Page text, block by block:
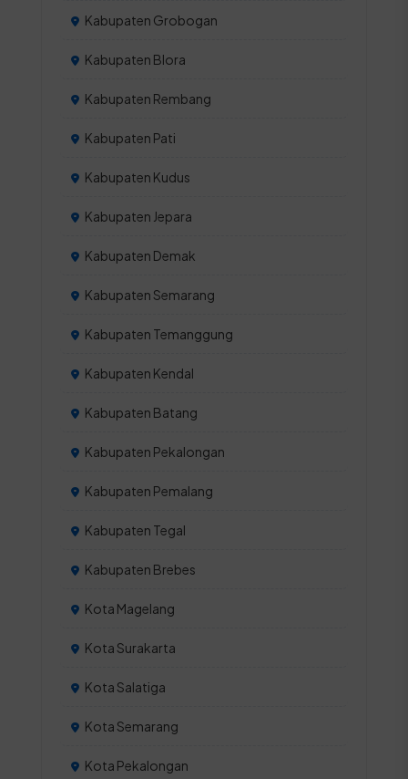
Kabupaten Grobogan
Kabupaten Blora
Kabupaten Rembang
Kabupaten Pati
Kabupaten Kudus
Kabupaten Jepara
Kabupaten Demak
Kabupaten Semarang
Kabupaten Temanggung
Kabupaten Kendal
Kabupaten Batang
Kabupaten Pekalongan
Kabupaten Pemalang
Kabupaten Tegal
Kabupaten Brebes
Kota Magelang
Kota Surakarta
Kota Salatiga
Kota Semarang
Kota Pekalongan